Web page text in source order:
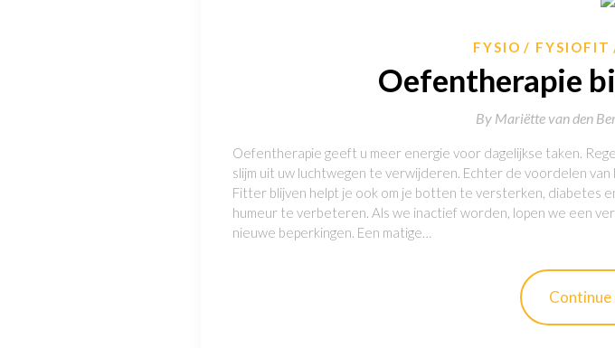
FYSIO FYSIOFIT
Oefentherapie
By Mariëtte van den
Oefentherapie geeft u meer energie voor dagelijkse taken.
slijm uit uw luchtwegen te verwijderen. Echter de voordelen
Fitter blijven helpt je ook om je botten te versterken, diabetes
humeur te verbeteren. Als we inactief worden, lopen we een
nieuwe beperkingen. Een matige…